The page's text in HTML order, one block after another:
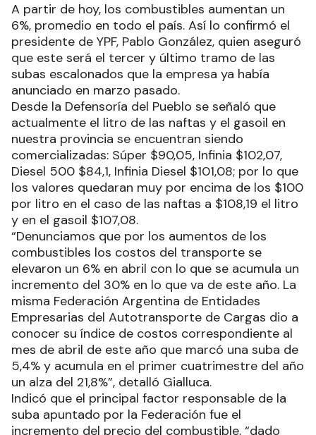
A partir de hoy, los combustibles aumentan un
6%, promedio en todo el país. Así lo confirmó el
presidente de YPF, Pablo González, quien aseguró
que este será el tercer y último tramo de las
subas escalonados que la empresa ya había
anunciado en marzo pasado.
Desde la Defensoría del Pueblo se señaló que
actualmente el litro de las naftas y el gasoil en
nuestra provincia se encuentran siendo
comercializadas: Súper $90,05, Infinia $102,07,
Diesel 500 $84,1, Infinia Diesel $101,08; por lo que
los valores quedaran muy por encima de los $100
por litro en el caso de las naftas a $108,19 el litro
y en el gasoil $107,08.
“Denunciamos que por los aumentos de los
combustibles los costos del transporte se
elevaron un 6% en abril con lo que se acumula un
incremento del 30% en lo que va de este año. La
misma Federación Argentina de Entidades
Empresarias del Autotransporte de Cargas dio a
conocer su índice de costos correspondiente al
mes de abril de este año que marcó una suba de
5,4% y acumula en el primer cuatrimestre del año
un alza del 21,8%”, detalló Gialluca.
Indicó que el principal factor responsable de la
suba apuntado por la Federación fue el
incremento del precio del combustible, “dado